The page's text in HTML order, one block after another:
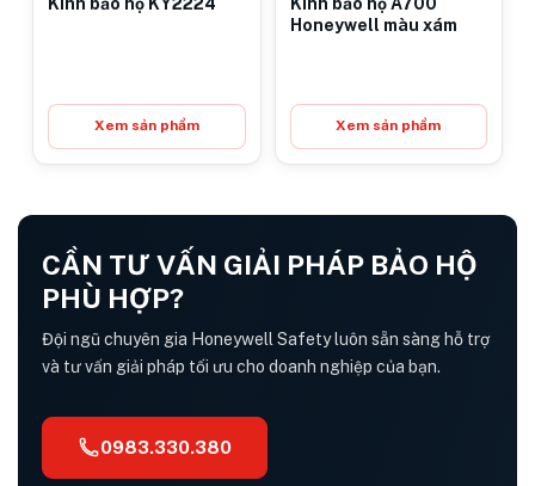
Xem sản phẩm
Honeywell màu xám
Xem sản phẩm
CẦN TƯ VẤN GIẢI PHÁP BẢO HỘ
PHÙ HỢP?
Đội ngũ chuyên gia Honeywell Safety luôn sẵn sàng hỗ trợ
và tư vấn giải pháp tối ưu cho doanh nghiệp của bạn.
0983.330.380